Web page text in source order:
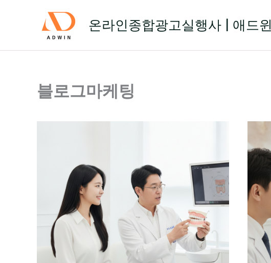
온라인종합광고실행사 | 애드윈
블로그마케팅